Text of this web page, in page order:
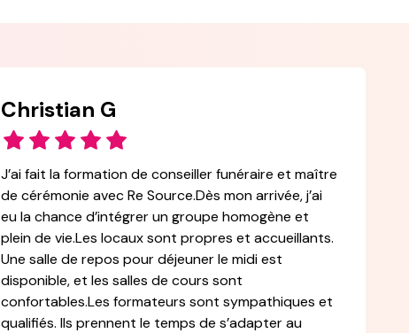
Christian G
J’ai fait la formation de conseiller funéraire et maître
de cérémonie avec Re Source.Dès mon arrivée, j’ai
eu la chance d’intégrer un groupe homogène et
plein de vie.Les locaux sont propres et accueillants.
Une salle de repos pour déjeuner le midi est
disponible, et les salles de cours sont
confortables.Les formateurs sont sympathiques et
qualifiés. Ils prennent le temps de s’adapter au